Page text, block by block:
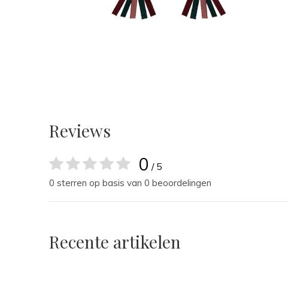
Reviews
0 / 5
0 sterren op basis van 0 beoordelingen
Recente artikelen